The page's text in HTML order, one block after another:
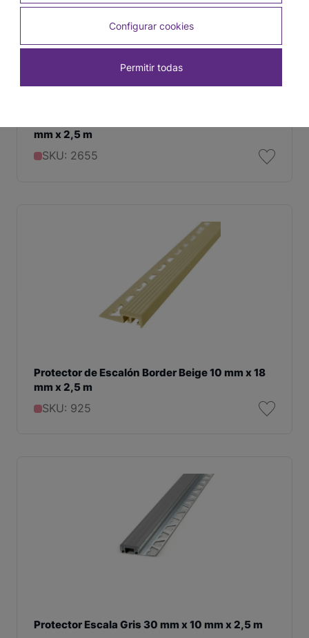
mm x 2,5 m
SKU: 2655
Protector de Escalón Border Beige 10 mm x 18
mm x 2,5 m
SKU: 925
Protector Escala Gris 30 mm x 10 mm x 2,5 m
Configurar cookies
Permitir todas